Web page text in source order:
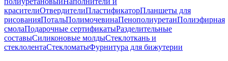
красителиОтвердителиПластификаторПланшеты для
рисованияПотальПолимочевинаПенополиуретанПолиэфирная
смолаПодарочные сертификатыРазделительные
составыСиликоновые молдыСтеклоткань и
стеклолентаСтекломатыФурнитура для бижутерии